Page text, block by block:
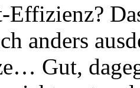
anders
Gut,